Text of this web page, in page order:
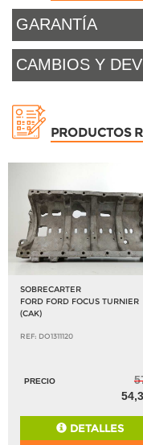
GARANTÍA
CAMBIOS Y
PRODUCTOS
SOBRECARTER
FORD FORD FOCUS TURNIER
(CAK)
REF: DO1311120
PRECIO
DETALLES